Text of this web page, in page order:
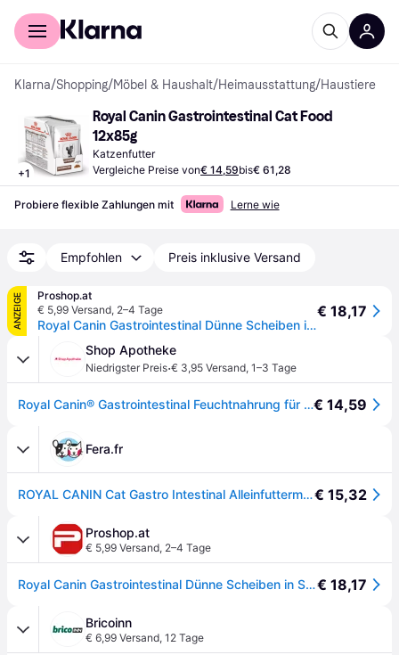
Für Shopper
Klarna/Shopping/Möbel & Haushalt/Heimausstattung/Haustiere
+1
Royal Canin Gastrointestinal Cat Food
12x85g
Katzenfutter
Vergleiche Preise von€ 14,59bis€ 61,28
Probiere flexible Zahlungen mit Lerne wie
Empfohlen Preis inklusive Versand
ANZEIGE
Proshop.at
€ 5,99 Versand, 2–4 Tage
Royal Canin Gastrointestinal Dünne Scheiben in Soße 85g (12er-Pack)
€ 18,17
Shop Apotheke
Niedrigster Preis·€ 3,95 Versand, 1–3 Tage
Royal Canin® Gastrointestinal Feuchtnahrung für Katzen Futter 12x85 g€ 14,59
Fera.fr
ROYAL CANIN Cat Gastro Intestinal Alleinfuttermittel für ausgewachsene Katzen 12x85 g€ 15,32
Proshop.at
€ 5,99 Versand, 2–4 Tage
Royal Canin Gastrointestinal Dünne Scheiben in Soße 85g (12er-Pack)€ 18,17
Bricoinn
€ 6,99 Versand, 12 Tage